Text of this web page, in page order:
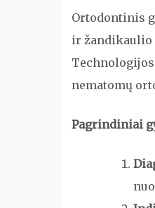
Ortodontinis
ir žandikaulio
nematomų
Pagrindiniai